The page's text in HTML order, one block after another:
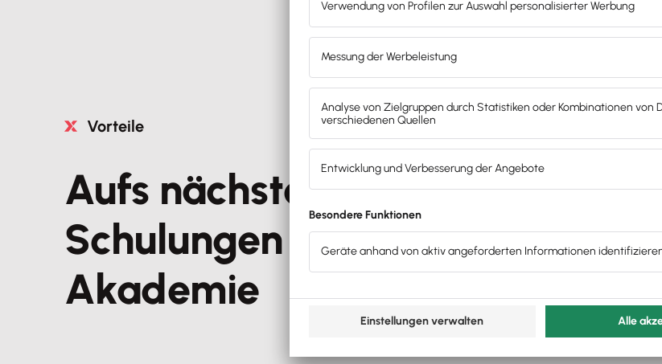
Vorteile
Aufs nächste Level mit den
Schulungen der Lexware
Akademie